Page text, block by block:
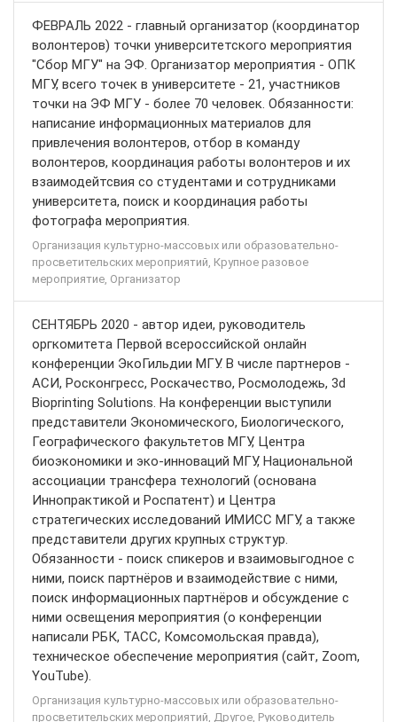
ФЕВРАЛЬ 2022 - главный организатор (координатор
волонтеров) точки университетского мероприятия
"Сбор МГУ" на ЭФ. Организатор мероприятия - ОПК
МГУ, всего точек в университете - 21, участников
точки на ЭФ МГУ - более 70 человек. Обязанности:
написание информационных материалов для
привлечения волонтеров, отбор в команду
волонтеров, координация работы волонтеров и их
взаимодейтсвия со студентами и сотрудниками
университета, поиск и координация работы
фотографа мероприятия.
Организация культурно-массовых или образовательно-
просветительских мероприятий, Крупное разовое
мероприятие, Организатор
СЕНТЯБРЬ 2020 - автор идеи, руководитель
оргкомитета Первой всероссийской онлайн
конференции ЭкоГильдии МГУ. В числе партнеров -
АСИ, Росконгресс, Роскачество, Росмолодежь, 3d
Bioprinting Solutions. На конференции выступили
представители Экономического, Биологического,
Географического факультетов МГУ, Центра
биоэкономики и эко-инноваций МГУ, Национальной
ассоциации трансфера технологий (основана
Иннопрактикой и Роспатент) и Центра
стратегических исследований ИМИСС МГУ, а также
представители других крупных структур.
Обязанности - поиск спикеров и взаимовыгодное с
ними, поиск партнёров и взаимодействие с ними,
поиск информационных партнёров и обсуждение с
ними освещения мероприятия (о конференции
написали РБК, ТАСС, Комсомольская правда),
техническое обеспечение мероприятия (сайт, Zoom,
YouTube).
Организация культурно-массовых или образовательно-
просветительских мероприятий, Другое, Руководитель